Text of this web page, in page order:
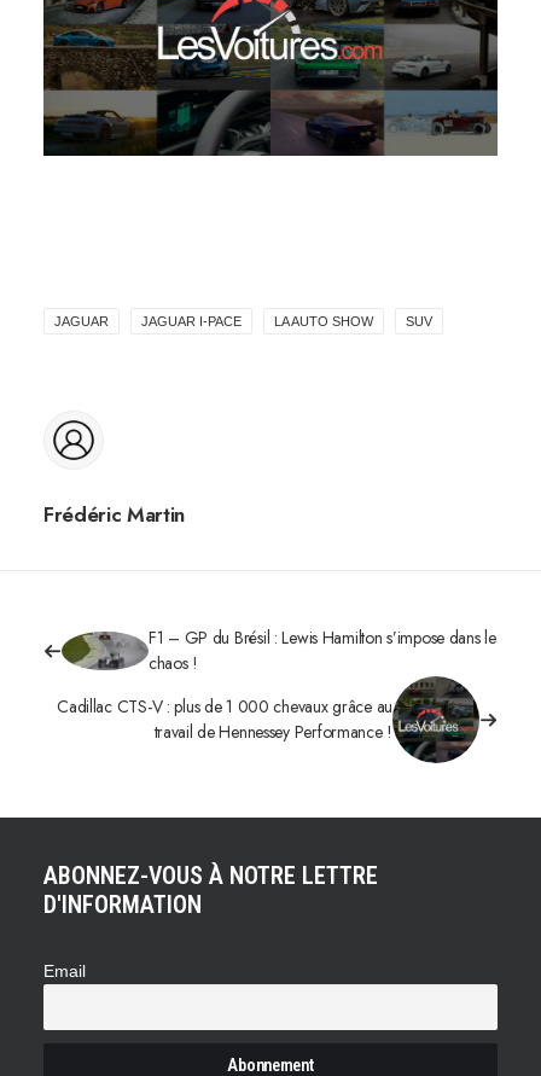
JAGUAR JAGUAR I-PACE LA AUTO SHOW SUV
Frédéric Martin
F1 – GP du Brésil : Lewis Hamilton s’impose dans le
chaos !
Cadillac CTS-V : plus de 1 000 chevaux grâce au
travail de Hennessey Performance !
ABONNEZ-VOUS À NOTRE LETTRE
D'INFORMATION
Email